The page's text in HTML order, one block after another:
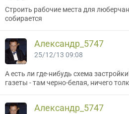
Строить рабочие места для
собирается
Александр_5747
25/12/13 09:08
А есть ли где-нибудь схема
газеты - там черно-белая, ничего
Александр_5747